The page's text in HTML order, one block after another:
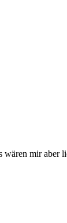
wären mir aber